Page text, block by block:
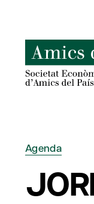
content
Agenda